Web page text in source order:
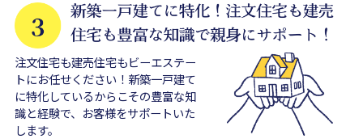
注文住宅も建売住宅もビーエステー
トにお任せください！新築一戸建て
に特化しているからこその豊富な知
識と経験で、お客様をサポートいた
します。